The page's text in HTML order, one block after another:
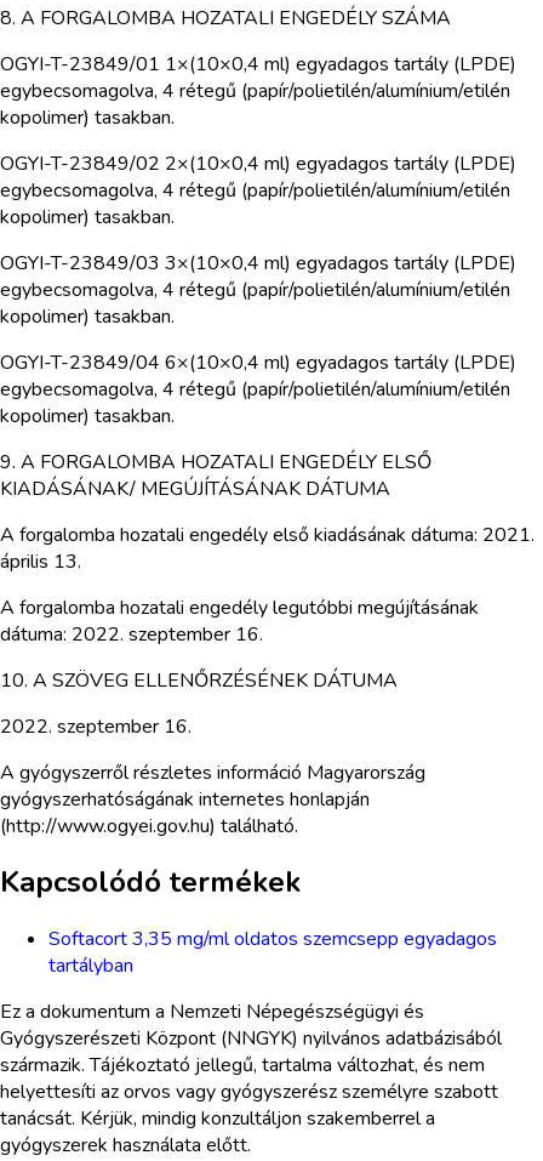
8. A FORGALOMBA HOZATALI ENGEDÉLY SZÁMA
OGYI-T-23849/01 1×(10×0,4 ml) egyadagos tartály (LPDE)
egybecsomagolva, 4 rétegű (papír/polietilén/alumínium/etilén
kopolimer) tasakban.
OGYI-T-23849/02 2×(10×0,4 ml) egyadagos tartály (LPDE)
egybecsomagolva, 4 rétegű (papír/polietilén/alumínium/etilén
kopolimer) tasakban.
OGYI-T-23849/03 3×(10×0,4 ml) egyadagos tartály (LPDE)
egybecsomagolva, 4 rétegű (papír/polietilén/alumínium/etilén
kopolimer) tasakban.
OGYI-T-23849/04 6×(10×0,4 ml) egyadagos tartály (LPDE)
egybecsomagolva, 4 rétegű (papír/polietilén/alumínium/etilén
kopolimer) tasakban.
9. A FORGALOMBA HOZATALI ENGEDÉLY ELSŐ
KIADÁSÁNAK/ MEGÚJÍTÁSÁNAK DÁTUMA
A forgalomba hozatali engedély első kiadásának dátuma: 2021.
április 13.
A forgalomba hozatali engedély legutóbbi megújításának
dátuma: 2022. szeptember 16.
10. A SZÖVEG ELLENŐRZÉSÉNEK DÁTUMA
2022. szeptember 16.
A gyógyszerről részletes információ Magyarország
gyógyszerhatóságának internetes honlapján
(http://www.ogyei.gov.hu) található.
Kapcsolódó termékek
Softacort 3,35 mg/ml oldatos szemcsepp egyadagos
tartályban
Ez a dokumentum a Nemzeti Népegészségügyi és
Gyógyszerészeti Központ (NNGYK) nyilvános adatbázisából
származik. Tájékoztató jellegű, tartalma változhat, és nem
helyettesíti az orvos vagy gyógyszerész személyre szabott
tanácsát. Kérjük, mindig konzultáljon szakemberrel a
gyógyszerek használata előtt.